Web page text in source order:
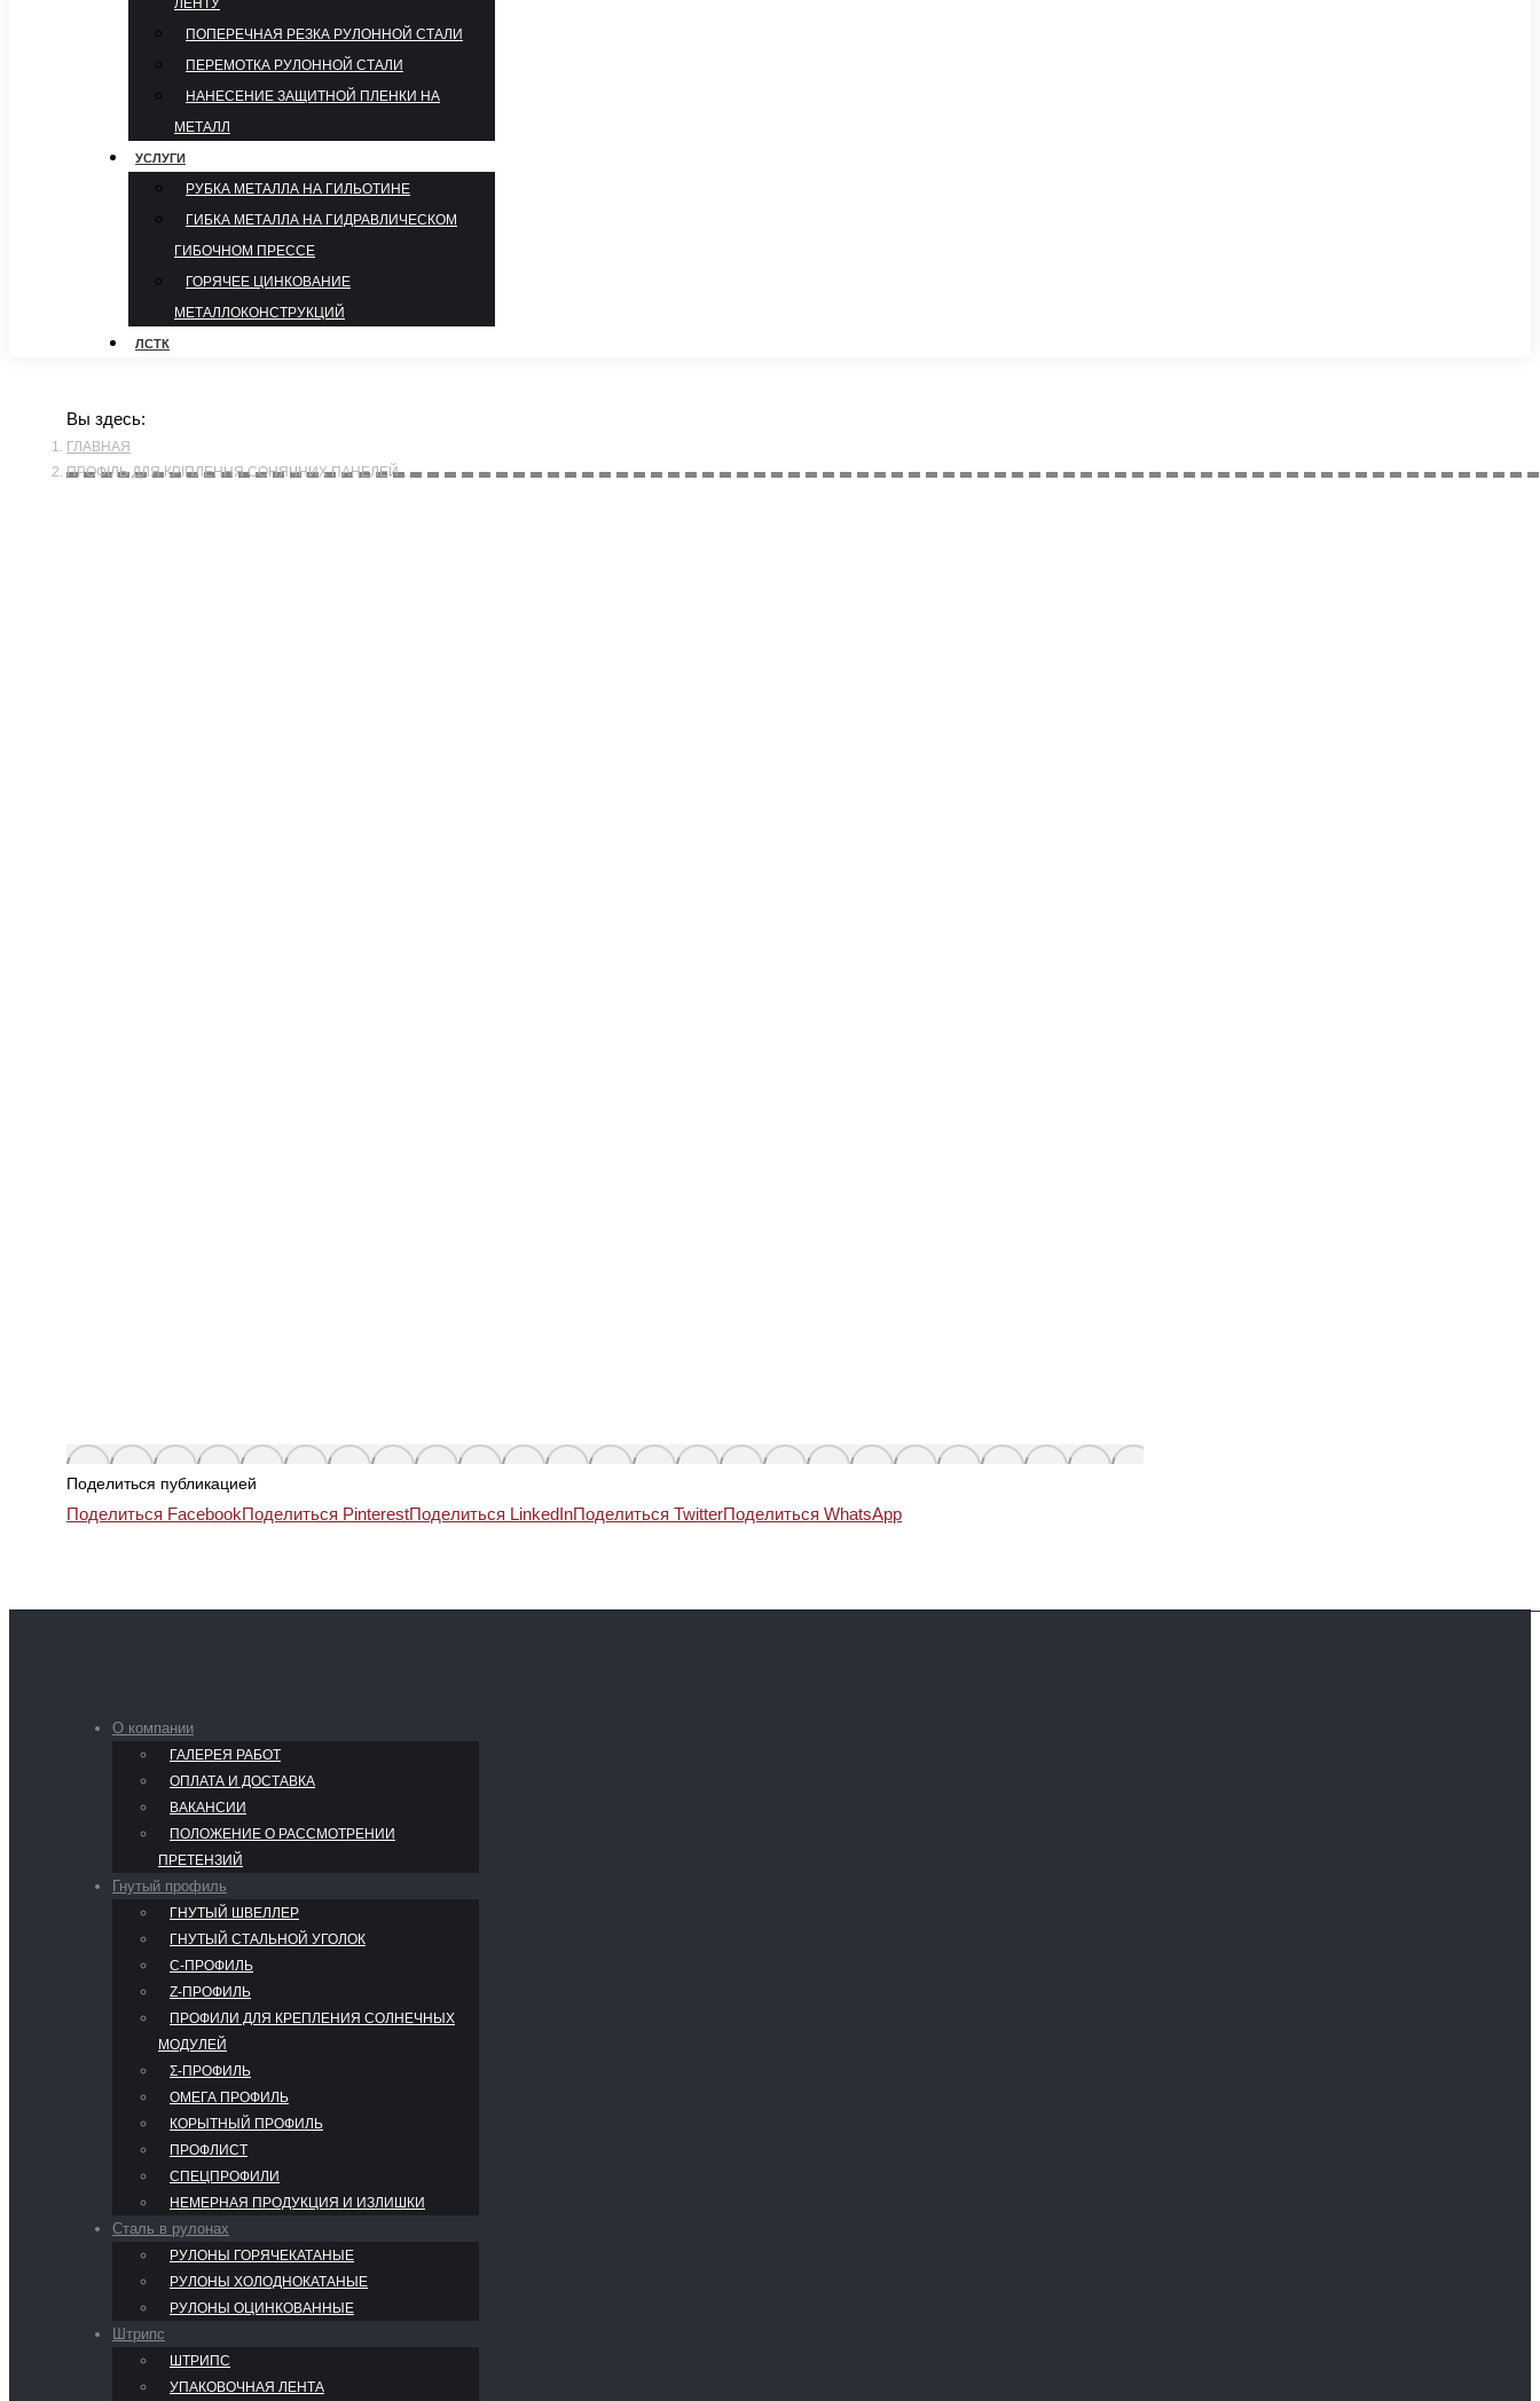
ЛЕНТУ
ПОПЕРЕЧНАЯ РЕЗКА РУЛОННОЙ СТАЛИ
ПЕРЕМОТКА РУЛОННОЙ СТАЛИ
НАНЕСЕНИЕ ЗАЩИТНОЙ ПЛЕНКИ НА
МЕТАЛЛ
УСЛУГИ
РУБКА МЕТАЛЛА НА ГИЛЬОТИНЕ
ГИБКА МЕТАЛЛА НА ГИДРАВЛИЧЕСКОМ
ГИБОЧНОМ ПРЕССЕ
ГОРЯЧЕЕ ЦИНКОВАНИЕ
МЕТАЛЛОКОНСТРУКЦИЙ
ЛСТК
Вы здесь:
ГЛАВНАЯ
ПРОФІЛЬ ДЛЯ КРІПЛЕННЯ СОНЯЧНИХ ПАНЕЛЕЙ…
Поделиться публикацией
Поделиться FacebookПоделиться PinterestПоделиться LinkedInПоделиться TwitterПоделиться WhatsApp
О компании
ГАЛЕРЕЯ РАБОТ
ОПЛАТА И ДОСТАВКА
ВАКАНСИИ
ПОЛОЖЕНИЕ О РАССМОТРЕНИИ
ПРЕТЕНЗИЙ
Гнутый профиль
ГНУТЫЙ ШВЕЛЛЕР
ГНУТЫЙ СТАЛЬНОЙ УГОЛОК
С-ПРОФИЛЬ
Z-ПРОФИЛЬ
ПРОФИЛИ ДЛЯ КРЕПЛЕНИЯ СОЛНЕЧНЫХ
МОДУЛЕЙ
Σ-ПРОФИЛЬ
ОМЕГА ПРОФИЛЬ
КОРЫТНЫЙ ПРОФИЛЬ
ПРОФЛИСТ
СПЕЦПРОФИЛИ
НЕМЕРНАЯ ПРОДУКЦИЯ И ИЗЛИШКИ
Сталь в рулонах
РУЛОНЫ ГОРЯЧЕКАТАНЫЕ
РУЛОНЫ ХОЛОДНОКАТАНЫЕ
РУЛОНЫ ОЦИНКОВАННЫЕ
Штрипс
ШТРИПС
УПАКОВОЧНАЯ ЛЕНТА